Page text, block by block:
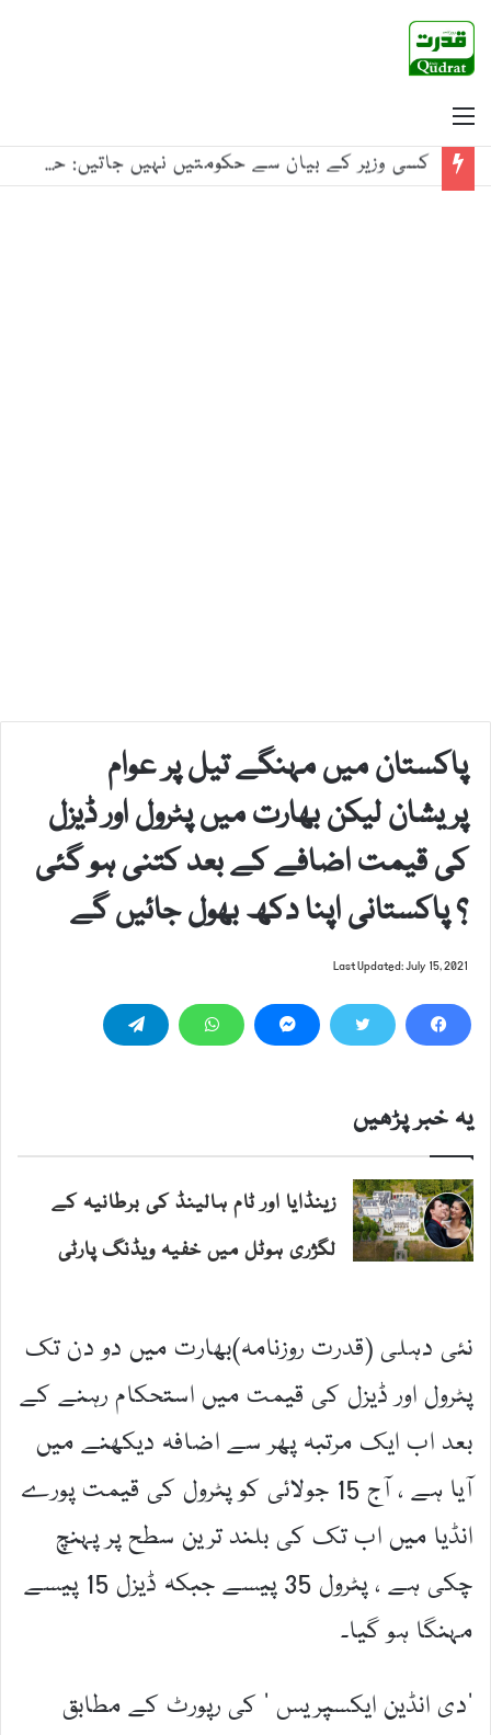
کسی وزیر کے بیان سے حکومتیں نہیں جاتیں: حذیفہ رحمٰن
پاکستان میں مہنگے تیل پر عوام
پریشان لیکن بھارت میں پٹرول اور ڈیزل
کی قیمت اضافے کے بعد کتنی ہو گئی
؟ پاکستانی اپنا دکھ بھول جائیں گے
Last Updated: July 15, 2021
یہ خبر پڑھیں
زینڈایا اور ٹام ہالینڈ کی برطانیہ کے
لگژری ہوٹل میں خفیہ ویڈنگ پارٹی
نئی دہلی (قدرت روزنامہ)بھارت میں دو دن تک
پٹرول اور ڈیزل کی قیمت میں استحکام رہنے کے
بعد اب ایک مرتبہ پھر سے اضافہ دیکھنے میں
آیا ہے ، آج 15 جولائی کو پٹرول کی قیمت پورے
انڈیا میں اب تک کی بلند ترین سطح پر پہنچ
چکی ہے ، پٹرول 35 پیسے جبکہ ڈیزل 15 پیسے
مہنگا ہو گیا۔
’دی انڈین ایکسپریس ‘ کی رپورٹ کے مطابق